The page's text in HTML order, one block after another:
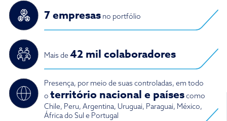
7 empresas no portfólio
Mais de42 mil colaboradores
Presença, por meio de suas controladas, em todo
oterritório nacional e paísescomo
Chile, Peru, Argentina, Uruguai, Paraguai, México,
África do Sul e Portugal